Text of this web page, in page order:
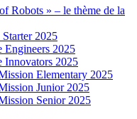
Robots » – le thème de la
2025
Engineers 2025
Innovators 2025
Elementary 2025
Junior 2025
Senior 2025